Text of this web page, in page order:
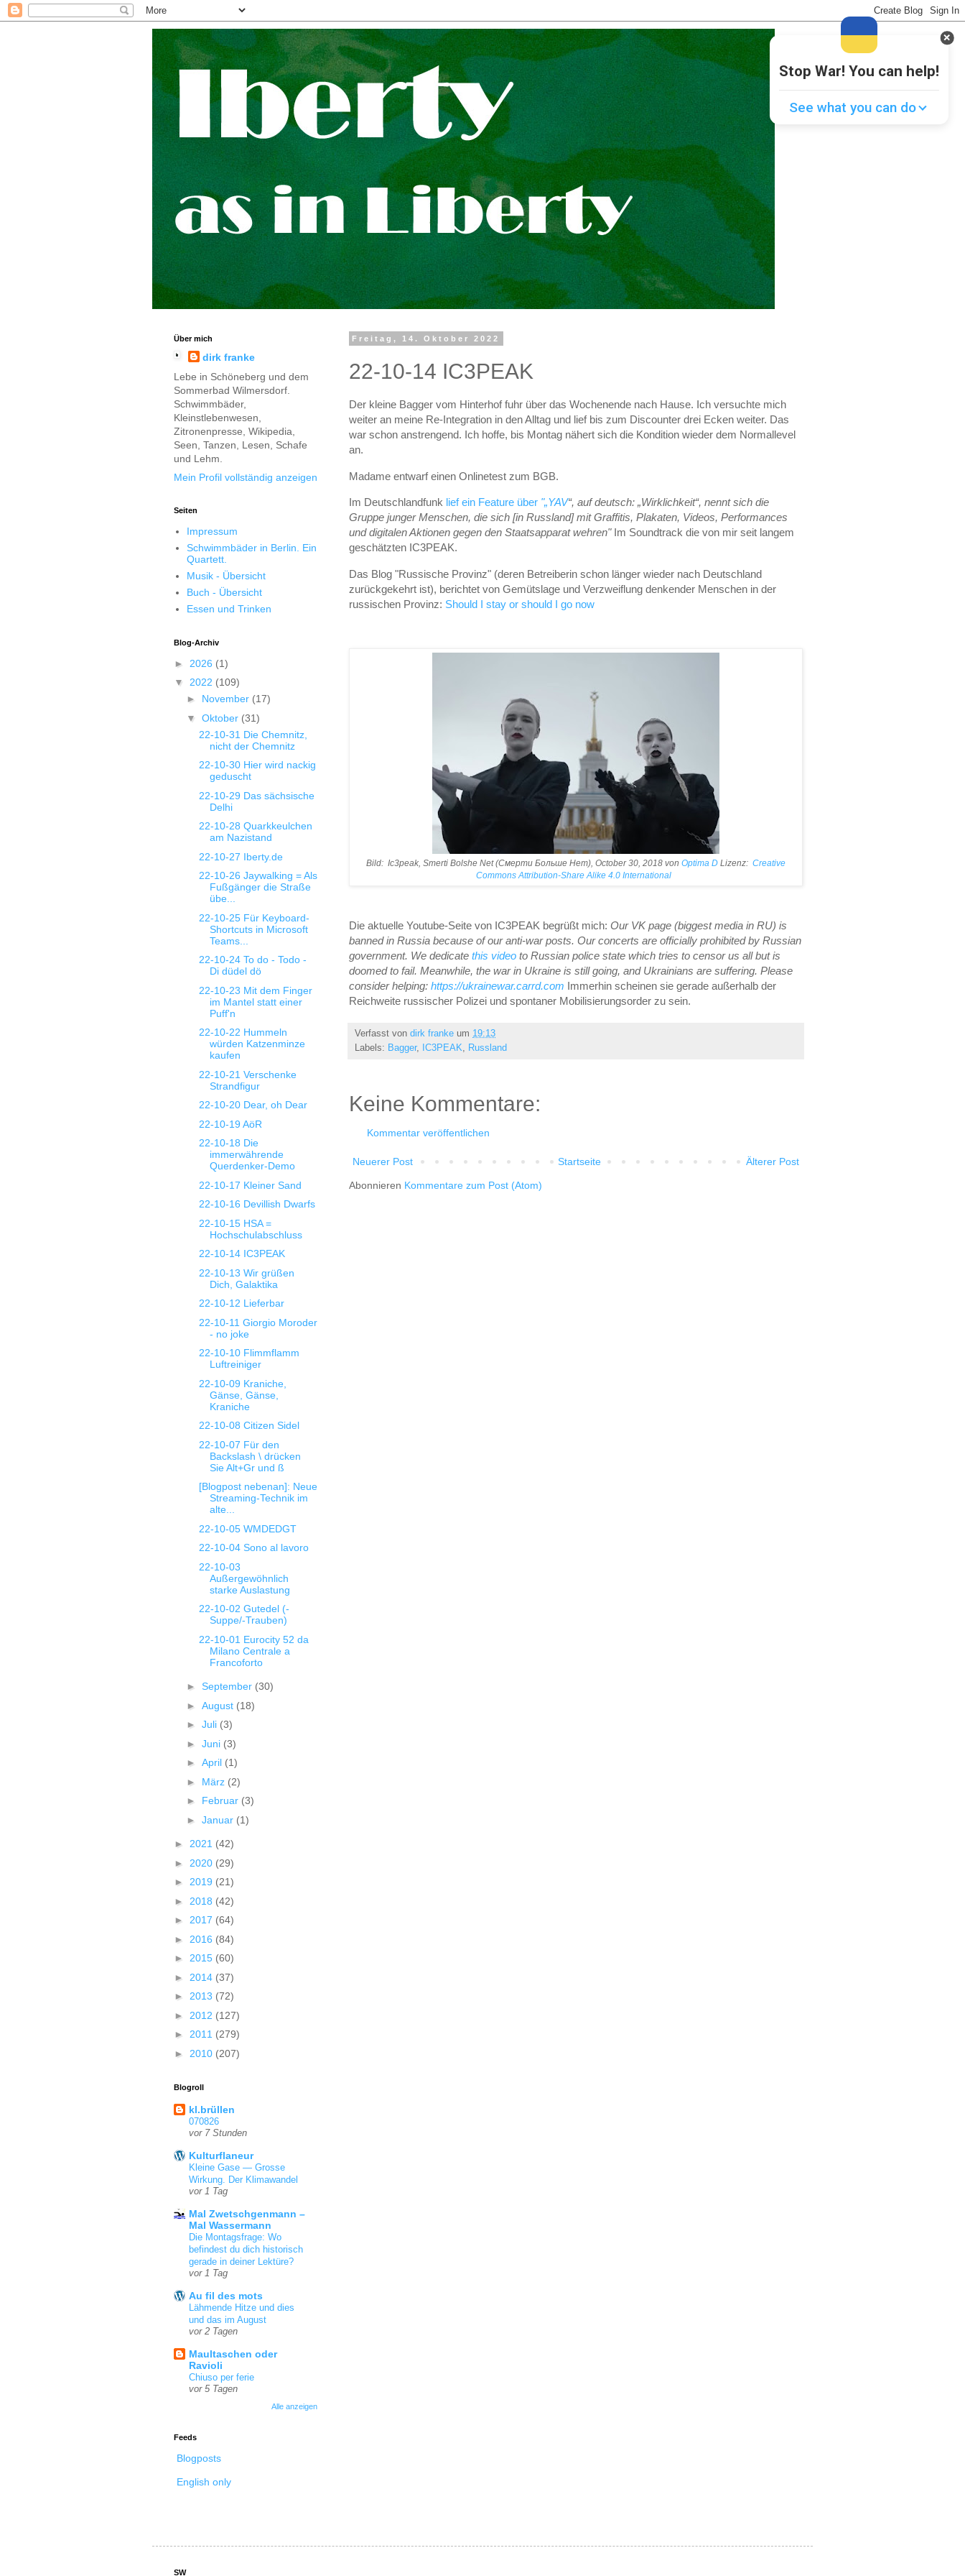
Freitag, 14. Oktober 2022
22-10-14 IC3PEAK
Der kleine Bagger vom Hinterhof fuhr über das Wochenende nach Hause. Ich versuchte mich
weiter an meine Re-Integration in den Alltag und lief bis zum Discounter drei Ecken weiter. Das
war schon anstrengend. Ich hoffe, bis Montag nähert sich die Kondition wieder dem Normallevel
an.
Madame entwarf einen Onlinetest zum BGB.
Im Deutschlandfunk lief ein Feature über "„YAV“, auf deutsch: „Wirklichkeit“, nennt sich die
Gruppe junger Menschen, die sich [in Russland] mit Graffitis, Plakaten, Videos, Performances
und digitalen Aktionen gegen den Staatsapparat wehren" Im Soundtrack die von mir seit langem
geschätzten IC3PEAK.
Das Blog "Russische Provinz" (deren Betreiberin schon länger wieder nach Deutschland
zurückgekehrt ist), berichtet von Gemütslage und Verzweiflung denkender Menschen in der
russischen Provinz: Should I stay or should I go now
Bild: Ic3peak, Smerti Bolshe Net (Смерти Больше Нет), October 30, 2018 von Optima D Lizenz: Creative
Commons Attribution-Share Alike 4.0 International
Die aktuelle Youtube-Seite von IC3PEAK begrüßt mich: Our VK page (biggest media in RU) is
banned in Russia because of our anti-war posts. Our concerts are officially prohibited by Russian
government. We dedicate this video to Russian police state which tries to censor us all but is
doomed to fail. Meanwhile, the war in Ukraine is still going, and Ukrainians are suffering. Please
consider helping: https://ukrainewar.carrd.com Immerhin scheinen sie gerade außerhalb der
Reichweite russischer Polizei und spontaner Mobilisierungsorder zu sein.
Verfasst von dirk franke um 19:13
Labels: Bagger, IC3PEAK, Russland
Keine Kommentare:
Kommentar veröffentlichen
Neuerer Post Älterer Post
Startseite
Abonnieren Kommentare zum Post (Atom)
Über mich
dirk franke
Lebe in Schöneberg und dem
Sommerbad Wilmersdorf.
Schwimmbäder,
Kleinstlebenwesen,
Zitronenpresse, Wikipedia,
Seen, Tanzen, Lesen, Schafe
und Lehm.
Mein Profil vollständig anzeigen
Seiten
Impressum
Schwimmbäder in Berlin. Ein
Quartett.
Musik - Übersicht
Buch - Übersicht
Essen und Trinken
Blog-Archiv
► 2026 (1)
▼ 2022 (109)
► November (17)
▼ Oktober (31)
22-10-31 Die Chemnitz,
nicht der Chemnitz
22-10-30 Hier wird nackig
geduscht
22-10-29 Das sächsische
Delhi
22-10-28 Quarkkeulchen
am Nazistand
22-10-27 Iberty.de
22-10-26 Jaywalking = Als
Fußgänger die Straße
übe...
22-10-25 Für Keyboard-
Shortcuts in Microsoft
Teams...
22-10-24 To do - Todo -
Di düdel dö
22-10-23 Mit dem Finger
im Mantel statt einer
Puff'n
22-10-22 Hummeln
würden Katzenminze
kaufen
22-10-21 Verschenke
Strandfigur
22-10-20 Dear, oh Dear
22-10-19 AöR
22-10-18 Die
immerwährende
Querdenker-Demo
22-10-17 Kleiner Sand
22-10-16 Devillish Dwarfs
22-10-15 HSA =
Hochschulabschluss
22-10-14 IC3PEAK
22-10-13 Wir grüßen
Dich, Galaktika
22-10-12 Lieferbar
22-10-11 Giorgio Moroder
- no joke
22-10-10 Flimmflamm
Luftreiniger
22-10-09 Kraniche,
Gänse, Gänse,
Kraniche
22-10-08 Citizen Sidel
22-10-07 Für den
Backslash \ drücken
Sie Alt+Gr und ß
[Blogpost nebenan]: Neue
Streaming-Technik im
alte...
22-10-05 WMDEDGT
22-10-04 Sono al lavoro
22-10-03
Außergewöhnlich
starke Auslastung
22-10-02 Gutedel (-
Suppe/-Trauben)
22-10-01 Eurocity 52 da
Milano Centrale a
Francoforto
► September (30)
► August (18)
► Juli (3)
► Juni (3)
► April (1)
► März (2)
► Februar (3)
► Januar (1)
► 2021 (42)
► 2020 (29)
► 2019 (21)
► 2018 (42)
► 2017 (64)
► 2016 (84)
► 2015 (60)
► 2014 (37)
► 2013 (72)
► 2012 (127)
► 2011 (279)
► 2010 (207)
Blogroll
kl.brüllen
070826
vor 7 Stunden
Kulturflaneur
Kleine Gase — Grosse
Wirkung. Der Klimawandel
vor 1 Tag
Mal Zwetschgenmann –
Mal Wassermann
Die Montagsfrage: Wo
befindest du dich historisch
gerade in deiner Lektüre?
vor 1 Tag
Au fil des mots
Lähmende Hitze und dies
und das im August
vor 2 Tagen
Maultaschen oder
Ravioli
Chiuso per ferie
vor 5 Tagen
Alle anzeigen
Feeds
Blogposts
English only
SW
Stop War! You can help!
See what you can do